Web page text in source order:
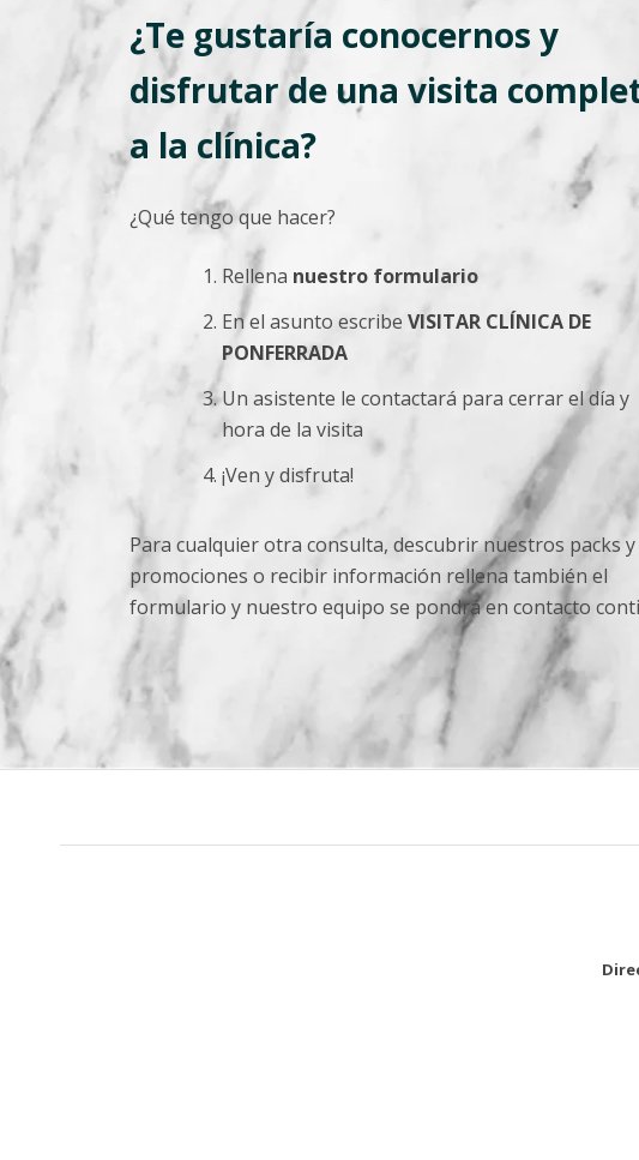
¿Te gustaría conocernos y
disfrutar de una visita
a la clínica?
¿Qué tengo que hacer?
Rellena nuestro formulario
En el asunto escribe VISITAR CLÍNICA DE
PONFERRADA
Un asistente le contactará para cerrar el día y
hora de la visita
¡Ven y disfruta!
Para cualquier otra consulta, descubrir nuestros packs y
promociones o recibir información rellena también el
formulario y nuestro equipo se pondrá en contacto